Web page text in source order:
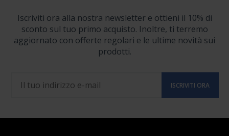
Iscriviti ora alla nostra newsletter e ottieni il 10% di
sconto sul tuo primo acquisto. Inoltre, ti terremo
aggiornato con offerte regolari e le ultime novità sui
prodotti.